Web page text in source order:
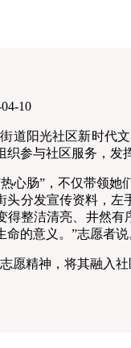
04-10
道阳光社区新时代
参与社区服务，发
肠”，不仅带领她
分发宣传资料，
得整洁清亮、井然
的意义。”志愿者说
精神，将其融入社